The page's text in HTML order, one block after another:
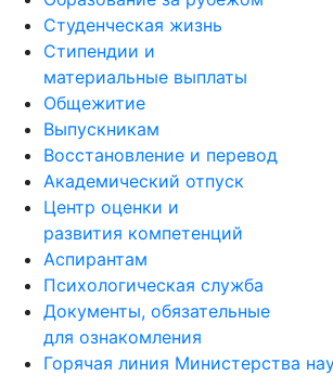
Студенческая жизнь
Стипендии и
материальные выплаты
Общежитие
Выпускникам
Восстановление и перевод
Академический отпуск
Центр оценки и
развития компетенций
Аспирантам
Психологическая служба
Документы, обязательные
для ознакомления
Горячая линия Министерства